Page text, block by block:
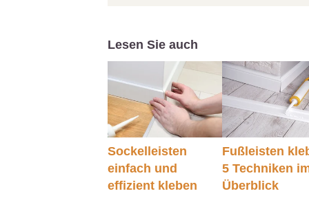
Lesen Sie auch
Sockelleisten
einfach und
effizient kleben
Fußleisten
5 Techniken
Überblick